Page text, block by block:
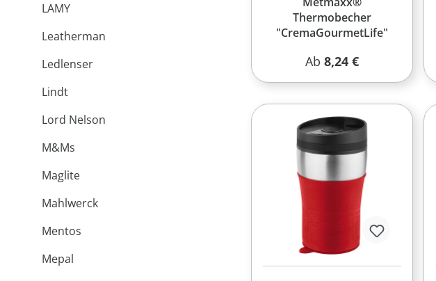
Thermobecher
"CremaGourmetLife"
Regulärer Preis:
Ab8,24 €
LAMY
Leatherman
Ledlenser
Lindt
Lord Nelson
M&Ms
Maglite
Mahlwerck
Mentos
Mepal